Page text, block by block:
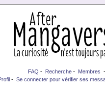
FAQ - Recherche - Membres -
- Se connecter pour vérifier ses